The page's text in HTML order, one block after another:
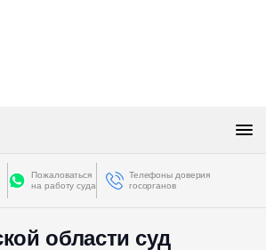
Пожаловаться
на работу суда
Телефоны доверия
госорганов
области суд